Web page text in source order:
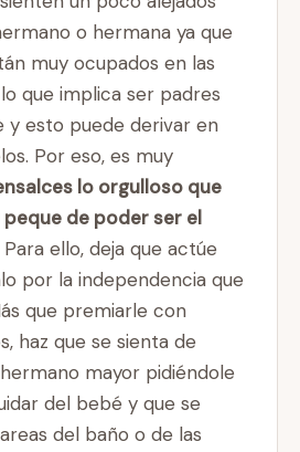
o hermana ya que
muy ocupados en las
que implica ser padres
y esto puede derivar en
Por eso, es muy
lo orgulloso que
de poder ser el
Para ello, deja que actúe
por la independencia que
que premiarle con
haz que se sienta de
mayor pidiéndole
del bebé y que se
del baño o de las